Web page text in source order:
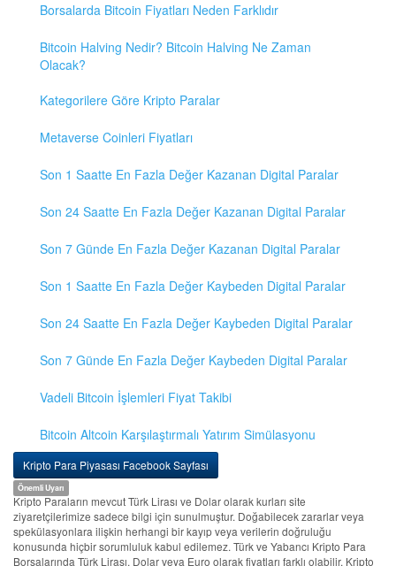
Borsalarda Bitcoin Fiyatları Neden Farklıdır
Bitcoin Halving Nedir? Bitcoin Halving Ne Zaman
Olacak?
Kategorilere Göre Kripto Paralar
Metaverse Coinleri Fiyatları
Son 1 Saatte En Fazla Değer Kazanan Digital Paralar
Son 24 Saatte En Fazla Değer Kazanan Digital Paralar
Son 7 Günde En Fazla Değer Kazanan Digital Paralar
Son 1 Saatte En Fazla Değer Kaybeden Digital Paralar
Son 24 Saatte En Fazla Değer Kaybeden Digital Paralar
Son 7 Günde En Fazla Değer Kaybeden Digital Paralar
Vadeli Bitcoin İşlemleri Fiyat Takibi
Bitcoin Altcoin Karşılaştırmalı Yatırım Simülasyonu
Kripto Para Piyasası Facebook Sayfası
Önemli Uyarı
Kripto Paraların mevcut Türk Lirası ve Dolar olarak kurları site
ziyaretçilerimize sadece bilgi için sunulmuştur. Doğabilecek zararlar veya
spekülasyonlara ilişkin herhangi bir kayıp veya verilerin doğruluğu
konusunda hiçbir sorumluluk kabul edilemez. Türk ve Yabancı Kripto Para
Borsalarında Türk Lirası, Dolar veya Euro olarak fiyatları farklı olabilir. Kripto